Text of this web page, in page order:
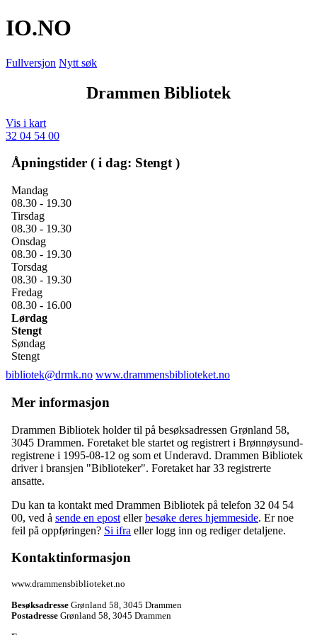
IO.NO
Fullversjon Nytt søk
Drammen Bibliotek
Vis i kart
32 04 54 00
Åpningstider ( i dag: Stengt )
Mandag
08.30 - 19.30
Tirsdag
08.30 - 19.30
Onsdag
08.30 - 19.30
Torsdag
08.30 - 19.30
Fredag
08.30 - 16.00
Lørdag
Stengt
Søndag
Stengt
bibliotek@drmk.no www.drammensbiblioteket.no
Mer informasjon
Drammen Bibliotek holder til på besøksadressen Grønland 58,
3045 Drammen. Foretaket ble startet og registrert i Brønnøysund-
registrene i 1995-08-12 og som et Underavd. Drammen Bibliotek
driver i bransjen "Biblioteker". Foretaket har 33 registrerte
ansatte.
Du kan ta kontakt med Drammen Bibliotek på telefon 32 04 54
00, ved å sende en epost ellerbesøke deres hjemmeside. Er noe
feil på oppføringen? Si ifra eller logg inn og rediger detaljene.
Kontaktinformasjon
www.drammensbiblioteket.no
Besøksadresse Grønland 58, 3045 Drammen
Postadresse Grønland 58, 3045 Drammen